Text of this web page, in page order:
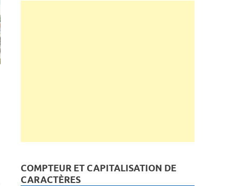
COMPTEUR ET CAPITALISATION DE
CARACTÈRES